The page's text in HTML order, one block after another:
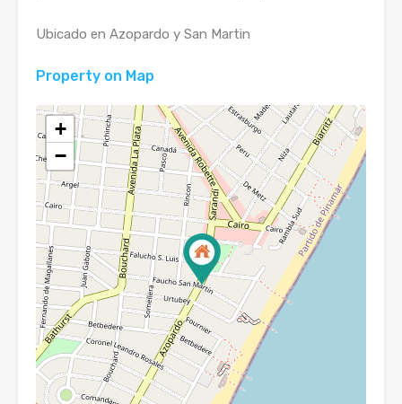
Ubicado en Azopardo y San Martin
Property on Map
+
−